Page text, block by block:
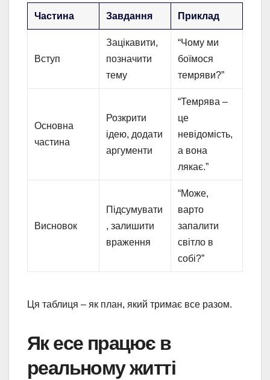
Частина Завдання Приклад
Вступ
Зацікавити,
позначити
тему
“Чому ми
боїмося
темряви?”
Основна
частина
Розкрити
ідею, додати
аргументи
“Темрява –
це
невідомість,
а вона
лякає.”
Висновок
Підсумувати
, залишити
враження
“Може,
варто
запалити
світло в
собі?”
Ця таблиця – як план, який тримає все разом.
Як есе працює в
реальному житті